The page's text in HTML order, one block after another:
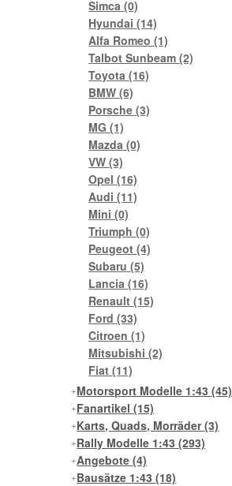
Simca(0)
Hyundai(14)
Alfa Romeo(1)
Talbot Sunbeam(2)
Toyota(16)
BMW(6)
Porsche(3)
MG(1)
Mazda(0)
VW(3)
Opel(16)
Audi(11)
Mini(0)
Triumph(0)
Peugeot(4)
Subaru(5)
Lancia(16)
Renault(15)
Ford(33)
Citroen(1)
Mitsubishi(2)
Fiat(11)
Motorsport Modelle 1:43(45)
Fanartikel(15)
Karts, Quads, Morräder(3)
Rally Modelle 1:43(293)
Angebote(4)
Bausätze 1:43(18)